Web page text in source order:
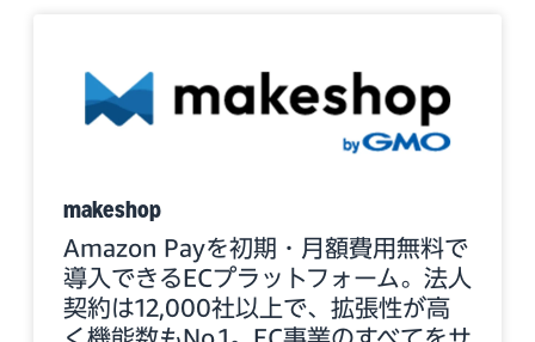
makeshop
Amazon Payを初期・月額費用無料で
導入できるECプラットフォーム。法人
契約は12,000社以上で、拡張性が高